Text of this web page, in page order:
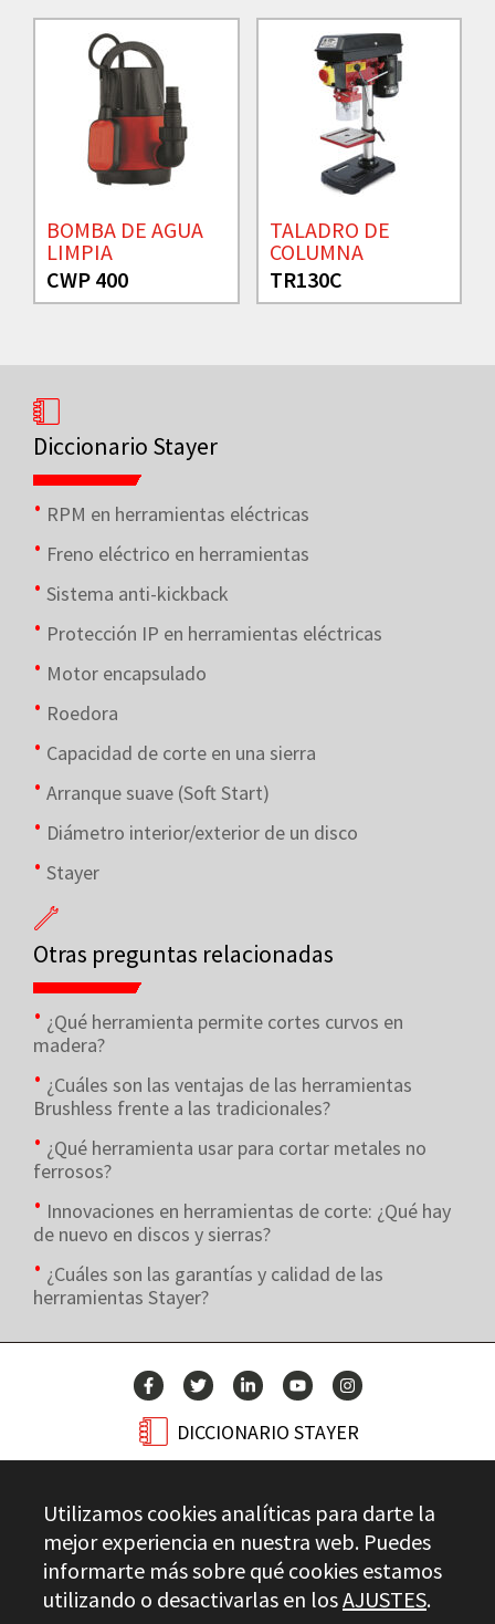
BOMBA DE AGUA
LIMPIA
CWP 400
TALADRO DE
COLUMNA
TR130C
Diccionario Stayer
RPM en herramientas eléctricas
Freno eléctrico en herramientas
Sistema anti-kickback
Protección IP en herramientas eléctricas
Motor encapsulado
Roedora
Capacidad de corte en una sierra
Arranque suave (Soft Start)
Diámetro interior/exterior de un disco
Stayer
Otras preguntas relacionadas
¿Qué herramienta permite cortes curvos en
madera?
¿Cuáles son las ventajas de las herramientas
Brushless frente a las tradicionales?
¿Qué herramienta usar para cortar metales no
ferrosos?
Innovaciones en herramientas de corte: ¿Qué hay
de nuevo en discos y sierras?
¿Cuáles son las garantías y calidad de las
herramientas Stayer?
DICCIONARIO STAYER
CONTACTO
Stayer.es © 2026
Utilizamos cookies analíticas para darte la
mejor experiencia en nuestra web. Puedes
informarte más sobre qué cookies estamos
utilizando o desactivarlas en losAJUSTES.